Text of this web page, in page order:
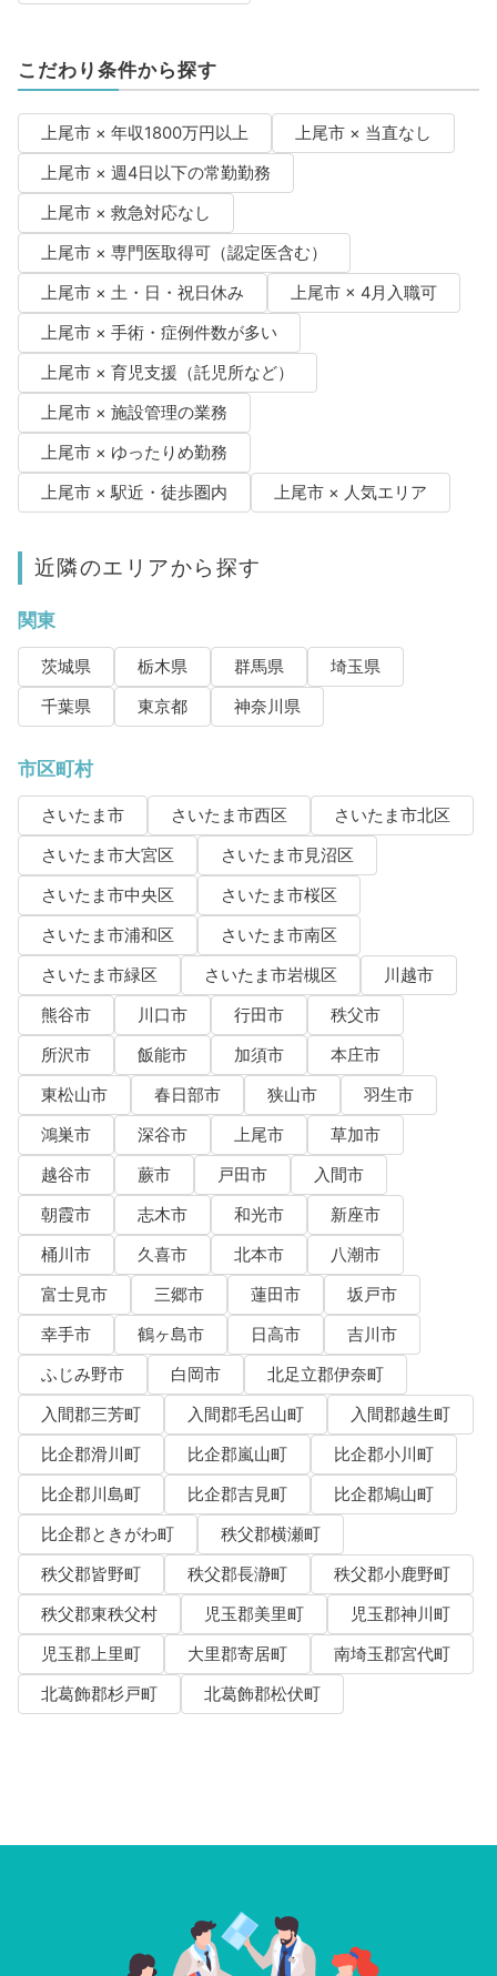
こだわり条件から探す
上尾市 × 年収1800万円以上
上尾市 × 当直なし
上尾市 × 週4日以下の常勤勤務
上尾市 × 救急対応なし
上尾市 × 専門医取得可（認定医含む）
上尾市 × 土・日・祝日休み
上尾市 × 4月入職可
上尾市 × 手術・症例件数が多い
上尾市 × 育児支援（託児所など）
上尾市 × 施設管理の業務
上尾市 × ゆったりめ勤務
上尾市 × 駅近・徒歩圏内
上尾市 × 人気エリア
近隣のエリアから探す
関東
茨城県 栃木県 群馬県
埼玉県
千葉県
東京都 神奈川県
市区町村
さいたま市 さいたま市西区
さいたま市北区
さいたま市大宮区
さいたま市見沼区
さいたま市中央区
さいたま市桜区
さいたま市浦和区
さいたま市南区
さいたま市緑区
さいたま市岩槻区
川越市
熊谷市
川口市 行田市
秩父市
所沢市
飯能市 加須市
本庄市
東松山市
春日部市 狭山市
羽生市
鴻巣市
深谷市 上尾市
草加市
越谷市
蕨市 戸田市
入間市
朝霞市
志木市 和光市
新座市
桶川市
久喜市 北本市
八潮市
富士見市
三郷市 蓮田市
坂戸市
幸手市
鶴ヶ島市 日高市
吉川市
ふじみ野市
白岡市
北足立郡伊奈町
入間郡三芳町
入間郡毛呂山町
入間郡越生町
比企郡滑川町
比企郡嵐山町
比企郡小川町
比企郡川島町
比企郡吉見町
比企郡鳩山町
比企郡ときがわ町
秩父郡横瀬町
秩父郡皆野町
秩父郡長瀞町
秩父郡小鹿野町
秩父郡東秩父村
児玉郡美里町
児玉郡神川町
児玉郡上里町
大里郡寄居町
南埼玉郡宮代町
北葛飾郡杉戸町
北葛飾郡松伏町